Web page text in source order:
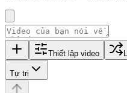
Thiết lập video
Tự trị